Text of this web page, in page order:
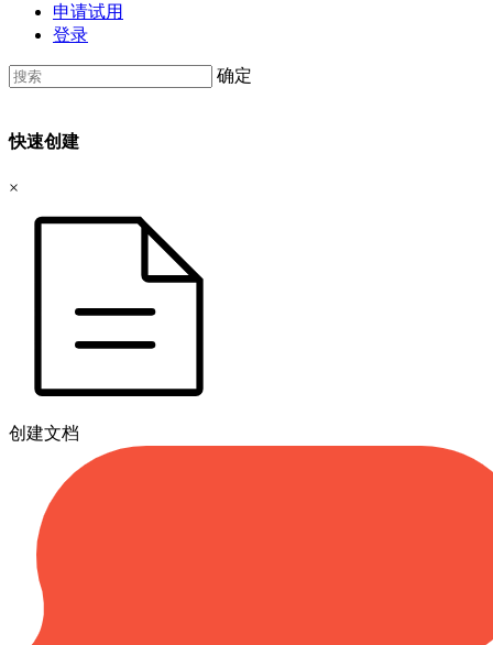
申请试用
登录
确定
快速创建
×
创建文档